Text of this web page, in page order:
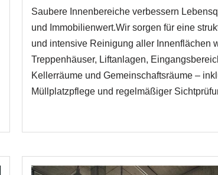
Saubere Innenbereiche verbessern
und Immobilienwert.Wir sorgen für eine
und intensive Reinigung aller Innenflächen
Treppenhäuser, Liftanlagen,
Kellerräume und Gemeinschaftsräume –
Müllplatzpflege und regelmäßiger